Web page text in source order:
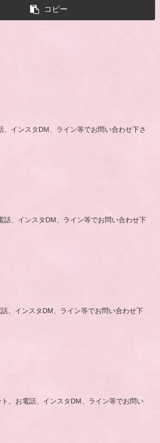
コピー
インスタDM、ライン等でお問い合わせ下さ
、インスタDM、ライン等でお問い合わせ下
、インスタDM、ライン等でお問い合わせ下
。お電話、インスタDM、ライン等でお問い